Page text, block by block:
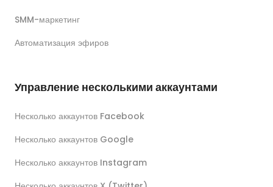
SMM-маркетинг
Автоматизация эфиров
Управление несколькими аккаунтами
Несколько аккаунтов Facebook
Несколько аккаунтов Google
Несколько аккаунтов Instagram